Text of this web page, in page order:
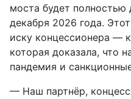
моста будет
декабря 2026 года.
иску концессионера —
которая доказала, что
пандемия и
— Наш партнёр,